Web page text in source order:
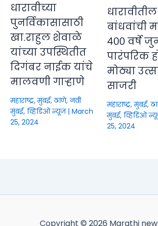
धारावीच्या
पुनर्विकासासाठी
खा.राहुल शेवाळे
यांच्या उपस्थितीत
दिगंबर नाईक यांचे
मालवणी गाऱ्हाणे
महाराष्ट्र,मुंबई, ठाणे, नवी
मुंबई,व्हिडिओ न्यूज|March
25, 2024
बांधवांची
४०० वर्षे
पारंपरिक
मोठ्या
साजरी
महाराष्ट्र,मुंबई,
मुंबई, व्हिडिओ
25, 2024
Copyright © 2026 Marathi